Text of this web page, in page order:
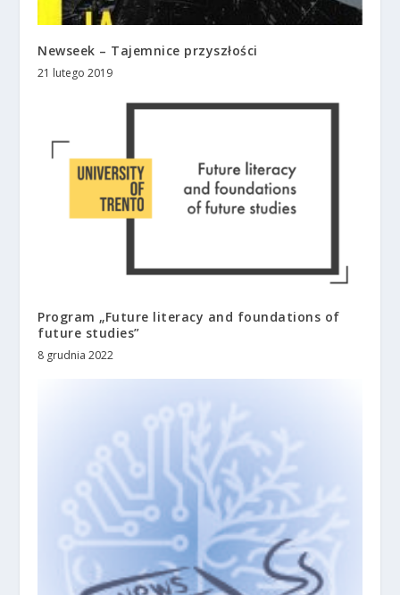
Newseek – Tajemnice przyszłości
21 lutego 2019
Program „Future literacy and foundations of
future studies”
8 grudnia 2022